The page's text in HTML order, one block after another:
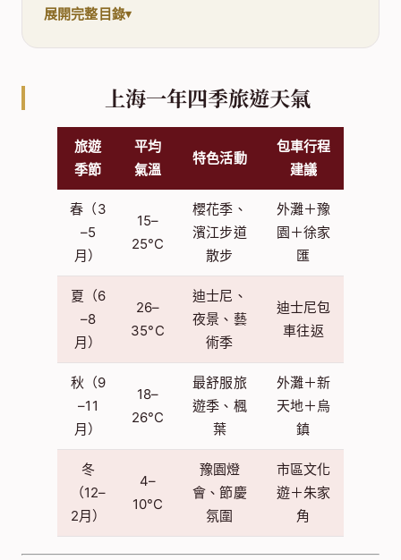
展開完整目錄
上海一年四季旅遊天氣
旅遊
季節
平均
氣溫
特色活動
包車行程
建議
春（3
–5
月）
15–
25°C
櫻花季、
濱江步道
散步
外灘＋豫
園＋徐家
匯
夏（6
–8
月）
26–
35°C
迪士尼、
夜景、藝
術季
迪士尼包
車往返
秋（9
–11
月）
18–
26°C
最舒服旅
遊季、楓
葉
外灘＋新
天地＋烏
鎮
冬
（12–
2月）
4–
10°C
豫園燈
會、節慶
氛圍
市區文化
遊＋朱家
角